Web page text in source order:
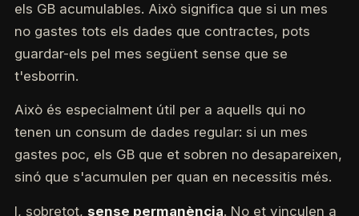
els GB acumulables. Això significa que si un mes
no gastes tots els dades que contractes, pots
guardar-els pel mes següent sense que se
t'esborrin.
Això és especialment útil per a aquells qui no
tenen un consum de dades regular: si un mes
gastes poc, els GB que et sobren no desapareixen,
sinó que s'acumulen per quan en necessitis més.
I, sobretot, sense permanència. No et vinculen a